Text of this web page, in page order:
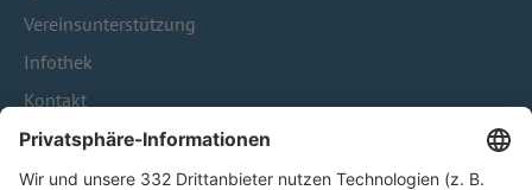
Vereinsunterstützung
Infothek
Kontakt
HÄUFIG BESUCHTE SEITEN